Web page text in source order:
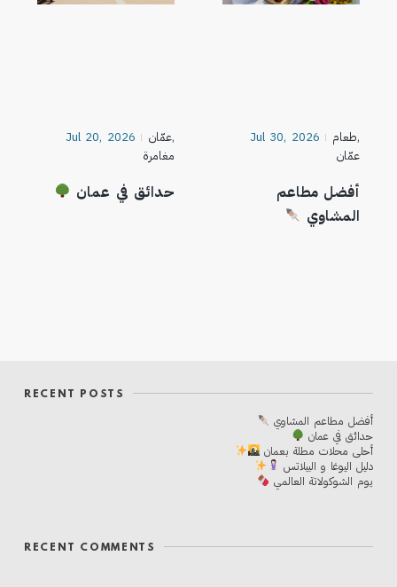
Jul 30, 2026 طعام,
عمّان
أفضل مطاعم
المشاوي
Jul 20, 2026 عمّان,
مغامرة
حدائق في عمان
RECENT POSTS
أفضل مطاعم المشاوي
حدائق في عمان
أحلی محلات مطلة بعمان
دليل اليوغا و البيلاتس
يوم الشوكولاتة العالمي
RECENT COMMENTS